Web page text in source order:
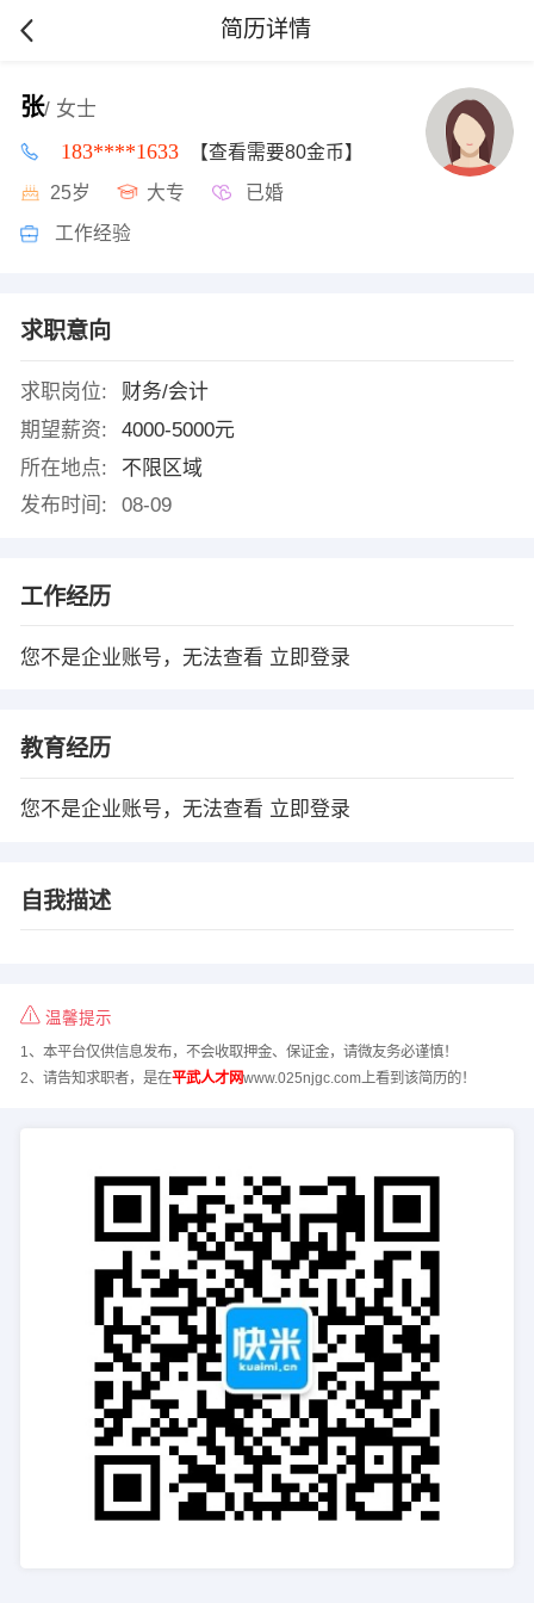
简历详情
张/ 女士
183****1633 【查看需要80金币】
25岁 大专 已婚
工作经验
求职意向
求职岗位:
财务/会计
期望薪资:
4000-5000元
所在地点:
不限区域
发布时间:
08-09
工作经历
您不是企业账号，无法查看 立即登录
教育经历
您不是企业账号，无法查看 立即登录
自我描述
温馨提示
1、本平台仅供信息发布，不会收取押金、保证金，请微友务必谨慎！
2、请告知求职者，是在平武人才网www.025njgc.com上看到该简历的！